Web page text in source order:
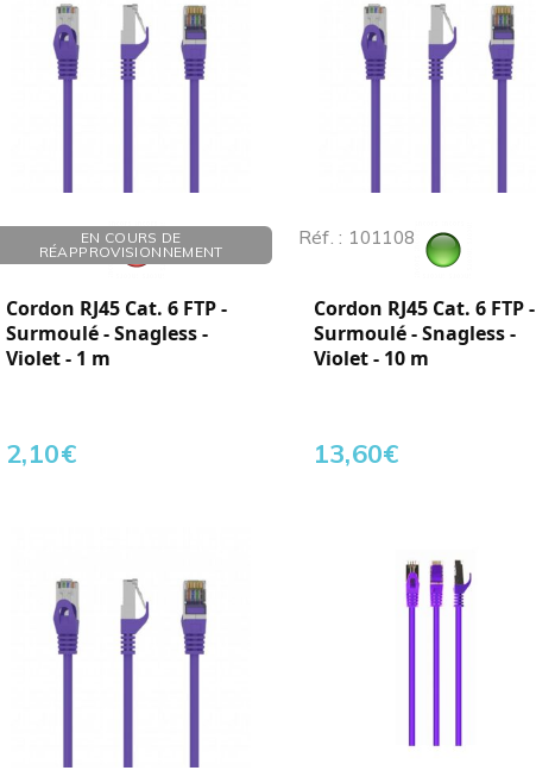
EN COURS DE
RÉAPPROVISIONNEMENT
Réf. : 101018
Cordon RJ45 Cat. 6 FTP -
Surmoulé - Snagless -
Violet - 1 m
2,10€
Réf. : 101108
Cordon RJ45 Cat. 6 FTP -
Surmoulé - Snagless -
Violet - 10 m
13,60€